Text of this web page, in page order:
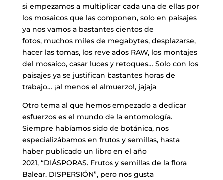
si empezamos a multiplicar cada una de ellas por
los mosaicos que las componen, solo en paisajes
ya nos vamos a bastantes cientos de
fotos, muchos miles de megabytes, desplazarse,
hacer las tomas, los revelados RAW, los montajes
del mosaico, casar luces y retoques… Solo con los
paisajes ya se justifican bastantes horas de
trabajo… ¡al menos el almuerzo!, jajaja
Otro tema al que hemos empezado a dedicar
esfuerzos es el mundo de la entomología.
Siempre habíamos sido de botánica, nos
especializábamos en frutos y semillas, hasta
haber publicado un libro en el año
2021, “DIÁSPORAS. Frutos y semillas de la flora
Balear. DISPERSIÓN”, pero nos gusta